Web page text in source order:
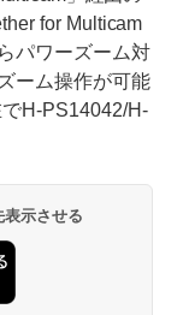
for Multicam
パワーズーム対
ーム操作が可能
H-PS14042/H-
示させる